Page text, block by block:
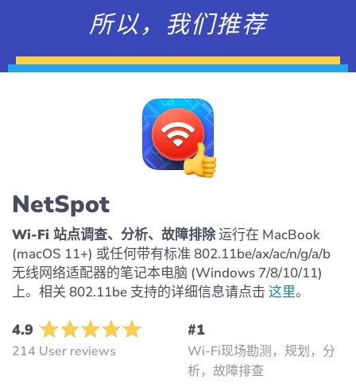
所以，我们推荐
NetSpot
Wi-Fi 站点调查、分析、故障排除运行在 MacBook
(macOS 11+) 或任何带有标准 802.11be/ax/ac/n/g/a/b
无线网络适配器的笔记本电脑 (Windows 7/8/10/11)
上。相关 802.11be 支持的详细信息请点击 这里。
4.9
214 User reviews
#1
Wi-Fi现场勘测，规划，分
析，故障排查